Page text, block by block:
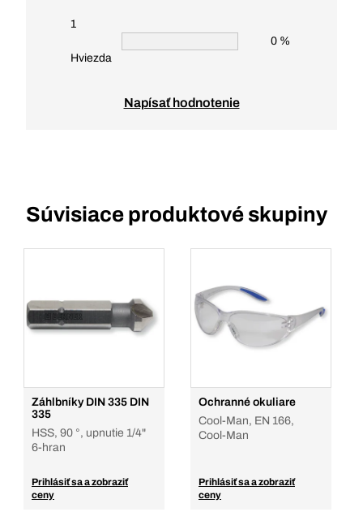
1
Hviezda
0 %
Napísať hodnotenie
Súvisiace produktové skupiny
Záhlbníky DIN 335 DIN
335
HSS, 90 °, upnutie 1/4"
6-hran
Prihlásiť sa a zobraziť
ceny
Ochranné okuliare
Cool-Man, EN 166,
Cool-Man
Prihlásiť sa a zobraziť
ceny